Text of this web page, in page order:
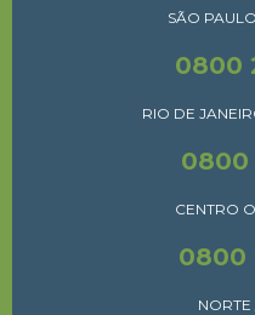
SÃO
0800
RIO DE
0800
CENTRO
0800
NORTE